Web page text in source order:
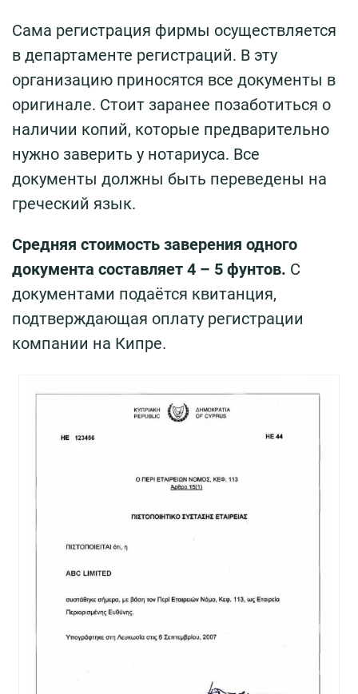
Сама регистрация фирмы осуществляется
в департаменте регистраций. В эту
организацию приносятся все документы в
оригинале. Стоит заранее позаботиться о
наличии копий, которые предварительно
нужно заверить у нотариуса. Все
документы должны быть переведены на
греческий язык.
Средняя стоимость заверения одного
документа составляет 4 – 5 фунтов. С
документами подаётся квитанция,
подтверждающая оплату регистрации
компании на Кипре.